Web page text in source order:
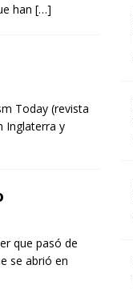
en Perú
han […]
Today (revista
Inglaterra y
que pasó de
se abrió en